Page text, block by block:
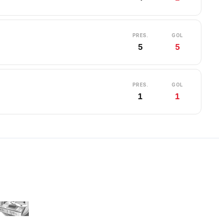
PRES.
5
GOL
5
PRES.
1
GOL
1